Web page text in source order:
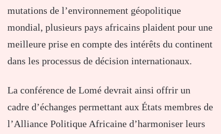
mutations de l’environnement géopolitique
mondial, plusieurs pays africains plaident pour une
meilleure prise en compte des intérêts du continent
dans les processus de décision internationaux.
La conférence de Lomé devrait ainsi offrir un
cadre d’échanges permettant aux États membres de
l’Alliance Politique Africaine d’harmoniser leurs